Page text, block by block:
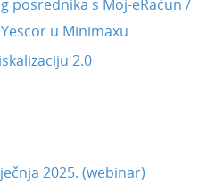
posrednika s Moj-eRačun /
u Minimaxu
2.0
2025. (webinar)